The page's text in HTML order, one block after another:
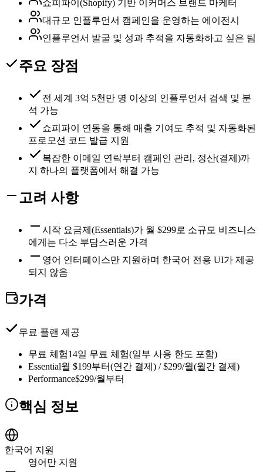
쇼피파이(Shopify) 기반 이커머스 브랜드 마케터
대규모 인플루언서 캠페인을 운영하는 에이전시
인플루언서 발굴 및 성과 추적을 자동화하고 싶은 팀
주요 장점
전 세계 3억 5천만 명 이상의 인플루언서 검색 및 분
석 가능
쇼피파이 연동을 통해 매출 기여도 추적 및 자동화된
프로모션 코드 발급 지원
복잡한 이메일 연락부터 캠페인 관리, 정산(결제)까
지 하나의 플랫폼에서 해결 가능
고려 사항
시작 요금제(Essentials)가 월 $299로 소규모 비즈니스
에게는 다소 부담스러운 가격
영어 인터페이스만 지원하며 한국어 전용 UI가 제공
되지 않음
가격
무료 플랜 제공
무료 체험14일 무료 체험(일부 사용 한도 포함)
Essential월 $199부터(연간 결제) / $299/월(월간 결제)
Performance$299/월부터
핵심 정보
한국어 지원
영어만 지원